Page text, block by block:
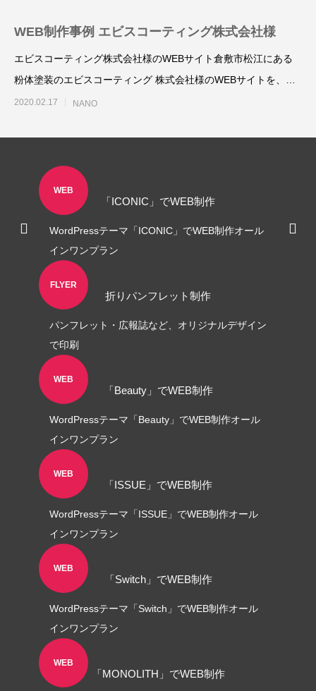
2025.10.26
LINEリッチメニュー制作事例 そば さ
やか様
ステッカー制作事例 LEPONT様
その３
2021.10.31
その２
WEB制作事例 エビスコーティング株式会社様
エビスコーティング株式会社様のWEBサイト倉敷市松江にある
粉体塗装のエビスコーティング 株式会社様のWEBサイトを、
WordPressで
2020.02.17 NANO
WEB
「ICONIC」でWEB制作
WordPressテーマ「ICONIC」でWEB制作オール
インワンプラン
FLYER
折りパンフレット制作
パンフレット・広報誌など、オリジナルデザイン
で印刷
WEB
「Beauty」でWEB制作
WordPressテーマ「Beauty」でWEB制作オール
インワンプラン
WEB
「ISSUE」でWEB制作
WordPressテーマ「ISSUE」でWEB制作オール
インワンプラン
WEB
「Switch」でWEB制作
WordPressテーマ「Switch」でWEB制作オール
インワンプラン
WEB
「MONOLITH」でWEB制作